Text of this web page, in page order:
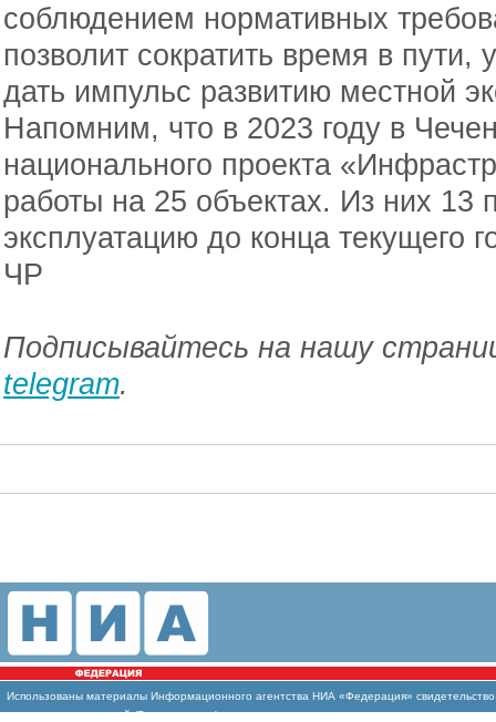
соблюдением нормативных
позволит сократить время в пути,
дать импульс развитию местной
Напомним, что в 2023 году в
национального проекта
работы на 25 объектах. Из них 13
эксплуатацию до конца текущего
ЧР
Подписывайтесь на нашу
telegram.
Использованы материалы Информационного агентства НИА «Федерация»
массовых коммуникаций (Роскомнадзор)